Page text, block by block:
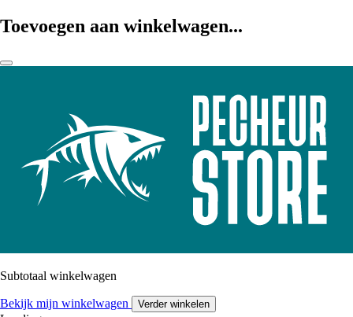
Toevoegen aan winkelwagen...
Subtotaal winkelwagen
Bekijk mijn winkelwagen Verder winkelen